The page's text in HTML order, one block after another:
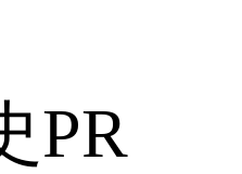
PR